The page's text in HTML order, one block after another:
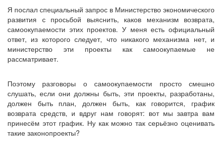
Я послал специальный запрос в Министерство экономического
развития с просьбой выяснить, каков механизм возврата,
самоокупаемости этих проектов. У меня есть официальный
ответ, из которого следует, что никакого механизма нет, и
министерство эти проекты как самоокупаемые не
рассматривает.
Поэтому разговоры о самоокупаемости просто смешно
слушать, если они должны быть, эти проекты, разработаны,
должен быть план, должен быть, как говорится, график
возврата средств, и вдруг нам говорят: вот мы завтра вам
принесём этот график. Ну как можно так серьёзно оценивать
такие законопроекты?